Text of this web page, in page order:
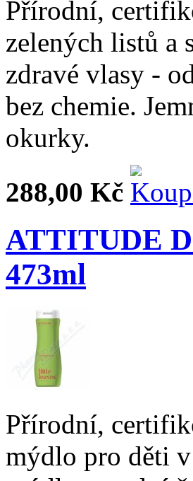
Přírodní,
zelených listů a
zdravé vlasy -
bez chemie.
okurky.
288,00 Kč
ATTITUDE
473ml
Přírodní,
mýdlo pro děti